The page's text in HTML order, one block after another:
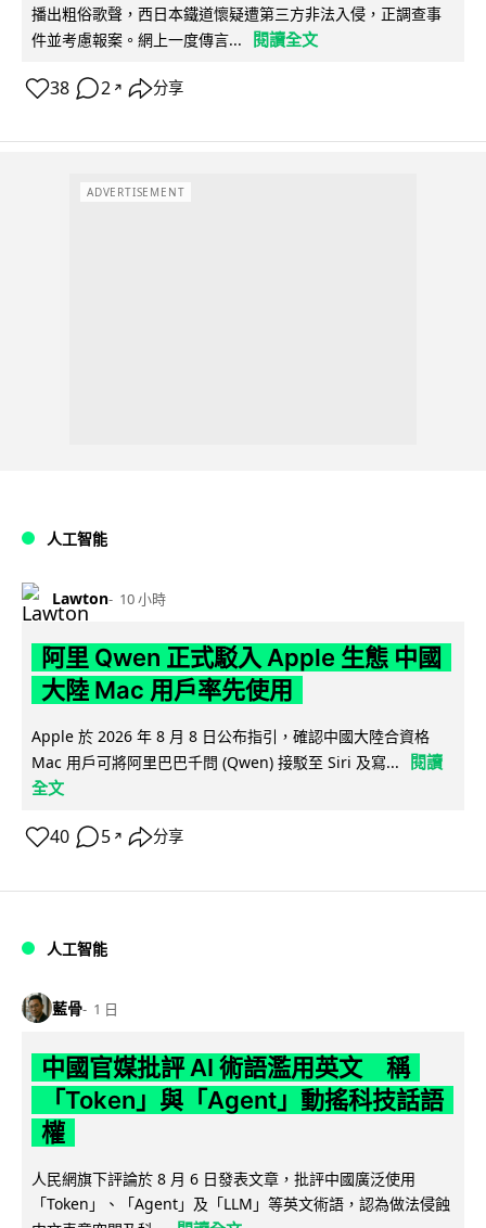
播出粗俗歌聲，西日本鐵道懷疑遭第三方非法入侵，正調查事
件並考慮報案。網上一度傳言...
閱讀全文
38 2 ↗ 分享
ADVERTISEMENT
人工智能
Lawton 10 小時
阿里 Qwen 正式駁入 Apple 生態 中國
大陸 Mac 用戶率先使用
Apple 於 2026 年 8 月 8 日公布指引，確認中國大陸合資格
Mac 用戶可將阿里巴巴千問 (Qwen) 接駁至 Siri 及寫...
閱讀
全文
40 5 ↗ 分享
人工智能
藍骨 1 日
中國官媒批評 AI 術語濫用英文 稱
「Token」與「Agent」動搖科技話語
權
人民網旗下評論於 8 月 6 日發表文章，批評中國廣泛使用
「Token」、「Agent」及「LLM」等英文術語，認為做法侵蝕